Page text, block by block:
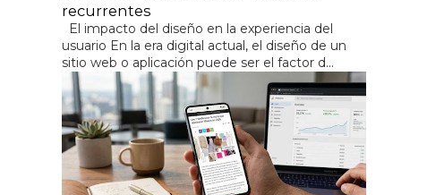
recurrentes
El impacto del diseño en la experiencia del
usuario En la era digital actual, el diseño de un
sitio web o aplicación puede ser el factor d...